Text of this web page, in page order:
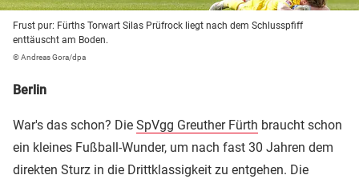
Frust pur: Fürths Torwart Silas Prüfrock liegt nach dem Schlusspfiff
enttäuscht am Boden.
© Andreas Gora/dpa
Berlin
War's das schon? Die SpVgg Greuther Fürth braucht schon
ein kleines Fußball-Wunder, um nach fast 30 Jahren dem
direkten Sturz in die Drittklassigkeit zu entgehen. Die